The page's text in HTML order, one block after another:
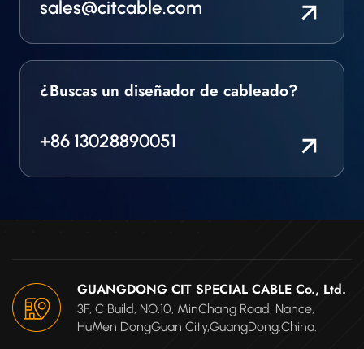
sales@citcable.com
¿Buscas un diseñador de cableado?
+86 13028890051
GUANGDONG CIT SPECIAL CABLE Co., Ltd.
3F, C Build, NO.10, MinChang Road, Nance,
HuMen DongGuan City,GuangDong.China.